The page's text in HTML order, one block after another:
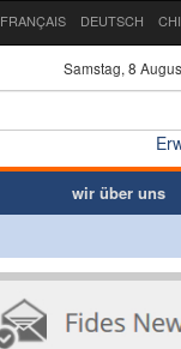
FRANÇAIS DEUTSCH
Samstag, 8
wir über uns